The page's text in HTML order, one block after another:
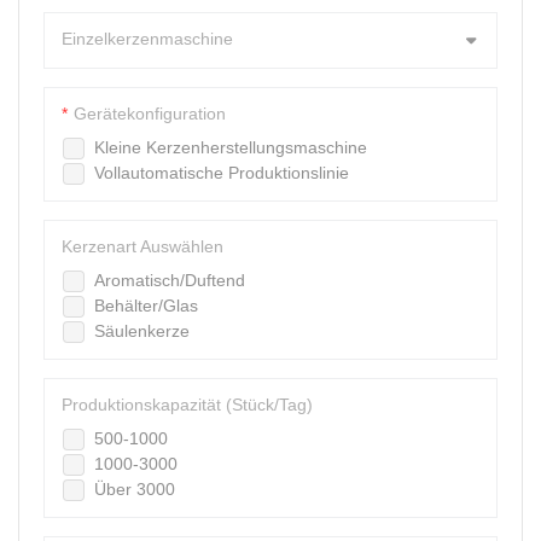
Einzelkerzenmaschine
Kleine Kerzenherstellungsmaschine
Vollautomatische Produktionslinie
Gerätekonfiguration
Aromatisch/Duftend
Behälter/Glas
Säulenkerze
Kerzenart Auswählen
500-1000
1000-3000
Über 3000
Produktionskapazität (Stück/Tag)